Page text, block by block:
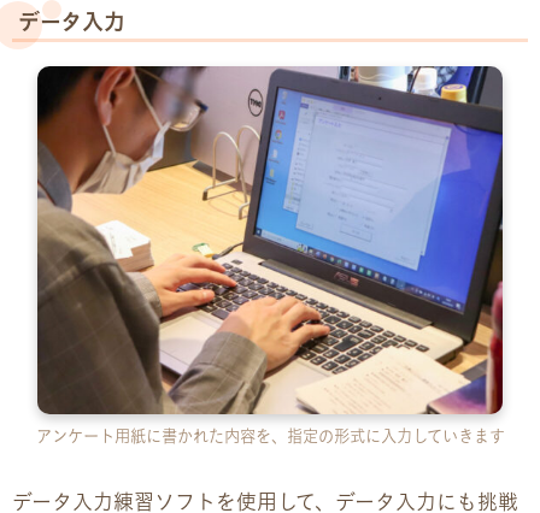
データ入力
アンケート用紙に書かれた内容を、指定の形式に入力していきます
データ入力練習ソフトを使用して、データ入力にも挑戦